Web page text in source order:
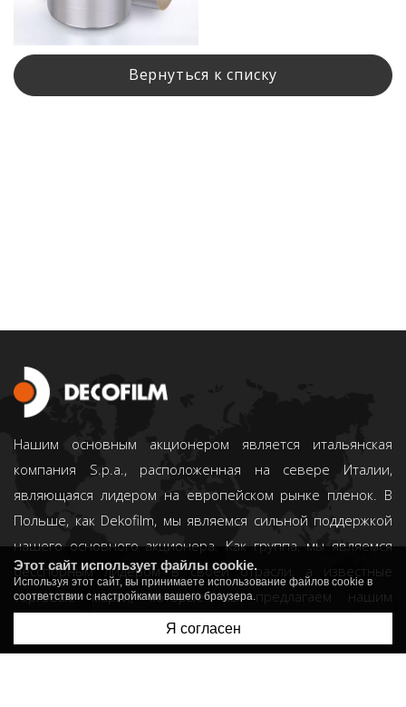
Bернуться к списку
Нашим основным акционером является итальянская
компания S.p.a., расположенная на севере Италии,
являющаяся лидером на европейском рынке пленок. В
Польше, как Dekofilm, мы являемся сильной поддержкой
нашего основного акционера. Как группа, мы являемся
бесспорным лидером в своей отрасли, а известные
торговые марки, которые мы предлагаем нашим
DECOLINE® иDECOTERM
Этот сайт использует файлы cookie.
Используя этот сайт, вы принимаете использование файлов cookie в
соответствии с настройками вашего браузера.
Я согласен